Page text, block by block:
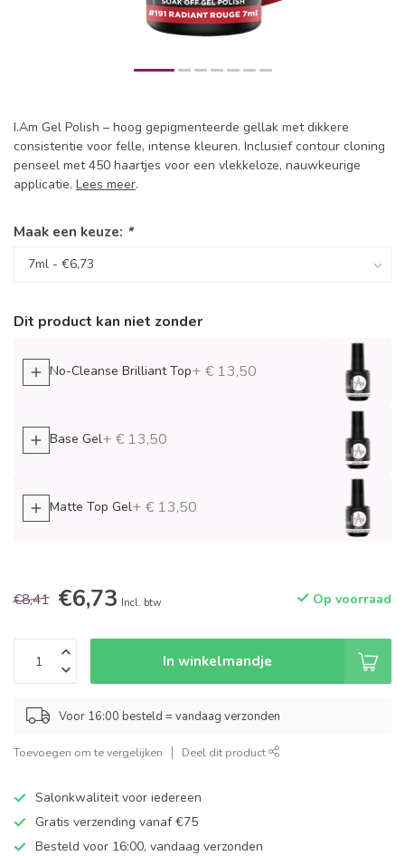
I.Am Gel Polish – hoog gepigmenteerde gellak met dikkere
consistentie voor felle, intense kleuren. Inclusief contour cloning
penseel met 450 haartjes voor een vlekkeloze, nauwkeurige
applicatie. Lees meer.
Maak een keuze: *
Dit product kan niet zonder
No-Cleanse Brilliant Top+ € 13,50
Base Gel+ € 13,50
Matte Top Gel+ € 13,50
€8,41 €6,73 Incl. btw Op voorraad
In winkelmandje
Voor 16:00 besteld = vandaag verzonden
Toevoegen om te vergelijken Deel dit product
Salonkwaliteit voor iedereen
Gratis verzending vanaf €75
Besteld voor 16:00, vandaag verzonden